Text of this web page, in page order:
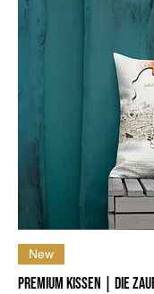
New
Premium Kissen | Die